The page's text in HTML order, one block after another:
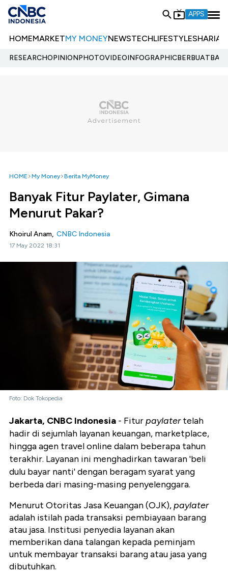
APPS
HOMEMARKETMY MONEYNEWSTECHLIFESTYLESHARIA
RESEARCHOPINIONPHOTOVIDEOINFOGRAPHIC
HOME My Money Berita MyMoney
Banyak Fitur Paylater, Gimana
Menurut Pakar?
Khoirul Anam, CNBC Indonesia
17 May 2022 18:31
Foto: Dok Tokopedia
Jakarta, CNBC Indonesia - Fiturpaylatertelah
hadir di sejumlah layanan keuangan, marketplace,
hingga agen travel online dalam beberapa tahun
terakhir. Layanan ini menghadirkan tawaran 'beli
dulu bayar nanti' dengan beragam syarat yang
berbeda dari masing-masing penyelenggara.
Menurut Otoritas Jasa Keuangan (OJK),paylater
adalah istilah pada transaksi pembiayaan barang
atau jasa. Institusi penyedia layanan akan
memberikan dana talangan kepada peminjam
untuk membayar transaksi barang atau jasa yang
dibutuhkan.